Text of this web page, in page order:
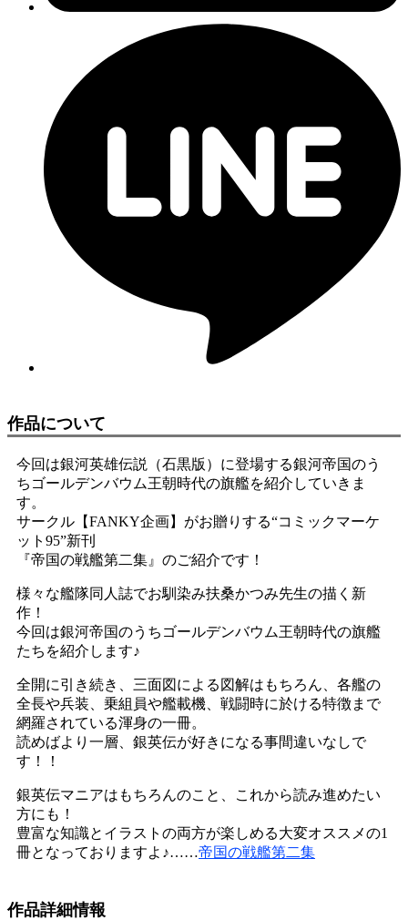
作品について
今回は銀河英雄伝説（石黒版）に登場する銀河帝国のう
ちゴールデンバウム王朝時代の旗艦を紹介していきま
す。
サークル【FANKY企画】がお贈りする“コミックマーケ
ット95”新刊
『帝国の戦艦第二集』のご紹介です！
様々な艦隊同人誌でお馴染み扶桑かつみ先生の描く新
作！
今回は銀河帝国のうちゴールデンバウム王朝時代の旗艦
たちを紹介します♪
全開に引き続き、三面図による図解はもちろん、各艦の
全長や兵装、乗組員や艦載機、戦闘時に於ける特徴まで
網羅されている渾身の一冊。
読めばより一層、銀英伝が好きになる事間違いなしで
す！！
銀英伝マニアはもちろんのこと、これから読み進めたい
方にも！
豊富な知識とイラストの両方が楽しめる大変オススメの1
冊となっておりますよ♪……帝国の戦艦第二集
作品詳細情報